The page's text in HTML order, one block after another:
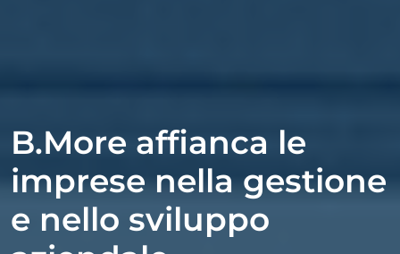
B.More affianca le
imprese nella gestione
e nello sviluppo